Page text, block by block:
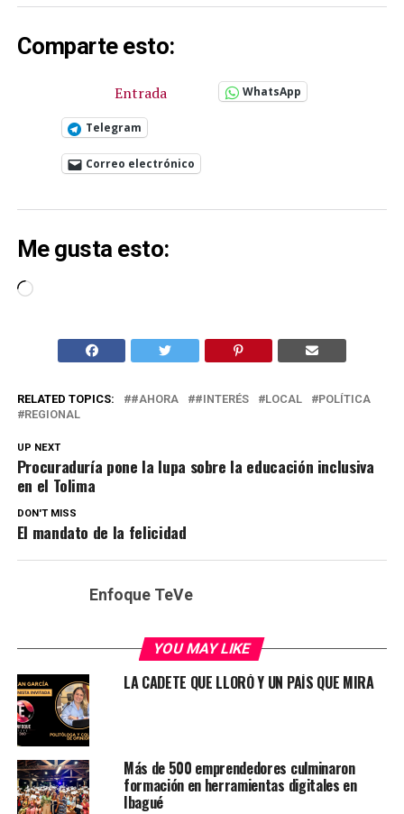
Comparte esto:
Entrada WhatsApp
Telegram
Correo electrónico
Me gusta esto:
Cargando...
RELATED TOPICS: #AHORA #INTERÉS LOCAL
POLÍTICA
REGIONAL
UP NEXT
Procuraduría pone la lupa sobre la educación inclusiva
en el Tolima
DON'T MISS
El mandato de la felicidad
Enfoque TeVe
YOU MAY LIKE
LA CADETE QUE LLORÓ Y UN PAÍS QUE MIRA
Más de 500 emprendedores culminaron
formación en herramientas digitales en
Ibagué